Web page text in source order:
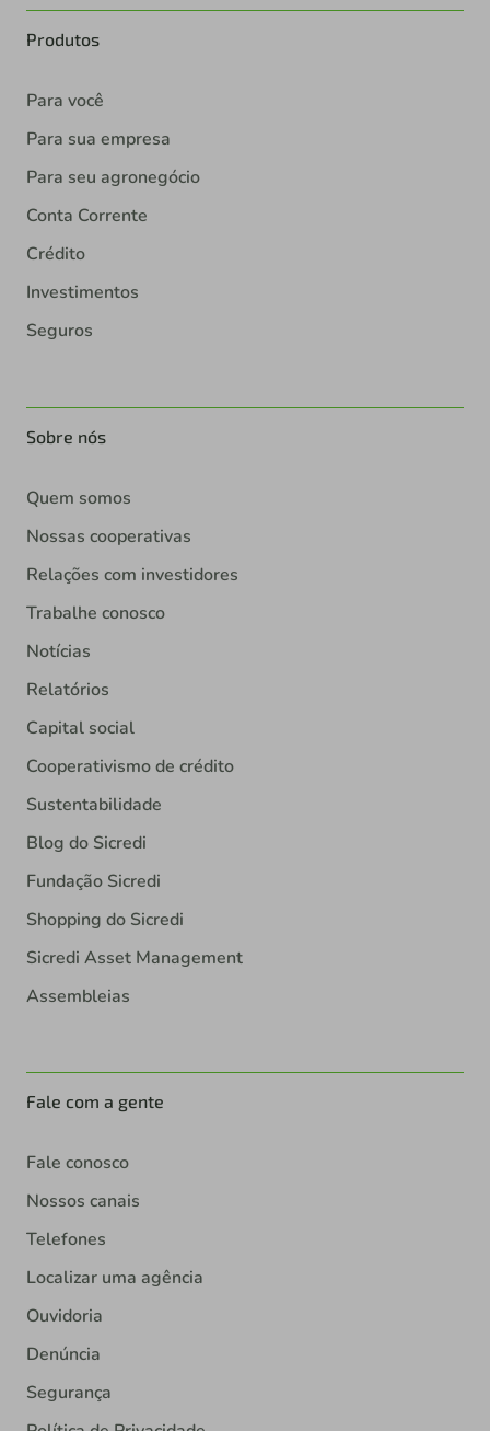
Produtos
Para você
Para sua empresa
Para seu agronegócio
Conta Corrente
Crédito
Investimentos
Seguros
Sobre nós
Quem somos
Nossas cooperativas
Relações com investidores
Trabalhe conosco
Notícias
Relatórios
Capital social
Cooperativismo de crédito
Sustentabilidade
Blog do Sicredi
Fundação Sicredi
Shopping do Sicredi
Sicredi Asset Management
Assembleias
Fale com a gente
Fale conosco
Nossos canais
Telefones
Localizar uma agência
Ouvidoria
Denúncia
Segurança